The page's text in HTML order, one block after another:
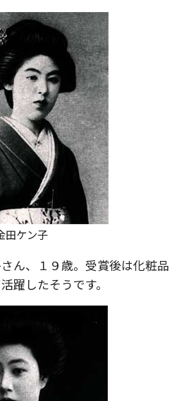
田ケン子
ん、１９歳。受賞後は化粧品
躍したそうです。